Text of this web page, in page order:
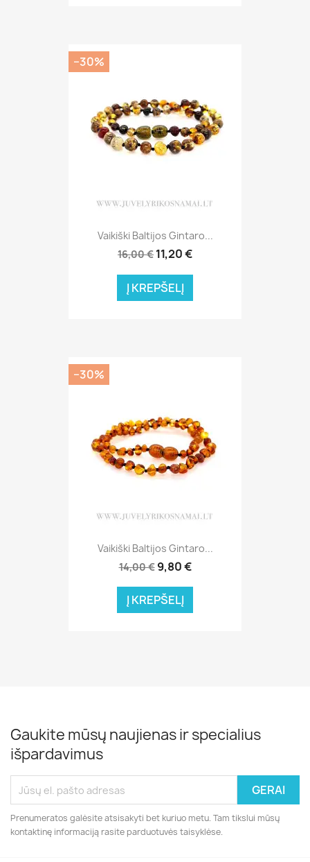
Vaikiški Baltijos Gintaro...
16,00 € 11,20 €
Į KREPŠELĮ
−30%
Vaikiški Baltijos Gintaro...
14,00 € 9,80 €
Į KREPŠELĮ
−30%
Gaukite mūsų naujienas ir specialius
išpardavimus
Prenumeratos galėsite atsisakyti bet kuriuo metu. Tam tikslui mūsų
kontaktinę informaciją rasite parduotuvės taisyklėse.